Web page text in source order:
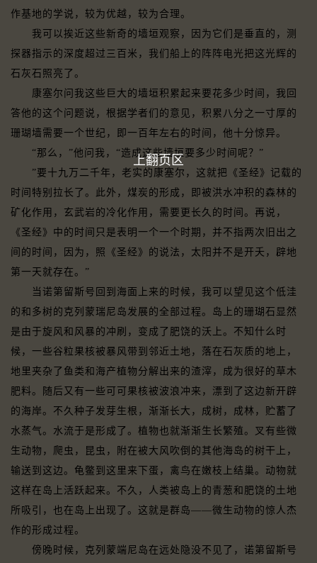
作基地的学说，较为优越，较为合理。
我可以挨近这些新奇的墙垣观察，因为它们是垂直的，测
探器指示的深度超过三百米，我们船上的阵阵电光把这光辉的
石灰石照亮了。
康塞尔问我这些巨大的墙垣积累起来要花多少时间，我回
答他的这个问题说，根据学者们的意见，积累八分之一寸厚的
珊瑚墙需要一个世纪，即一百年左右的时间，他十分惊异。
“那么，”他问我，“造成这些墙垣要多少时间呢？”
”要十九万二千年，老实的康塞尔，这就把《圣经》记载的
时间特别拉长了。此外，煤炭的形成，即被洪水冲积的森林的
矿化作用，玄武岩的冷化作用，需要更长久的时间。再说，
《圣经》中的时间只是表明一个一个时期，并不指两次旧出之
间的时间，因为，照《圣经》的说法，太阳并不是开夭，辟地
第一天就存在。”
当诺第留斯号回到海面上来的时候，我可以望见这个低洼
的和多树的克列蒙瑞尼岛发展的全部过程。岛上的珊瑚石显然
是由于旋风和风暴的冲刷，变成了肥饶的沃上。不知什么时
候，一些谷粒果核被暴风带到邻近土地，落在石灰质的地上，
地里夹杂了鱼类和海产植物分解出来的渣滓，成为很好的草木
肥料。随后又有一些可可果核被波浪冲来，漂到了这边新开辟
的海岸。不久种子发芽生根，渐渐长大，成树，成林，贮蓄了
水蒸气。水流于是形成了。植物也就渐渐生长繁殖。叉有些微
生动物，爬虫，昆虫，附在被大风吹倒的其他海岛的树干上，
输送到这边。龟鳖到这里来下蛋，禽鸟在嫩枝上结巢。动物就
这样在岛上活跃起来。不久，人类被岛上的青葱和肥饶的土地
所吸引，也在岛上出现了。这就是群岛——微生动物的惊人杰
作的形成过程。
傍晚时候，克列蒙端尼岛在远处隐没不见了，诺第留斯号
上翻页区